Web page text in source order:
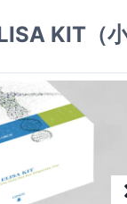
KIT（